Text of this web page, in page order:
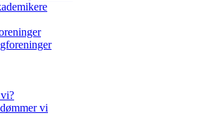
vi